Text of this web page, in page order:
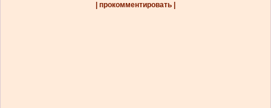
| прокомментировать |